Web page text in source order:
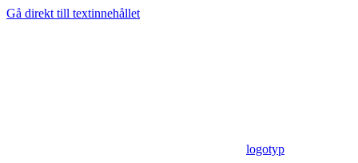
Gå direkt till textinnehållet
logotyp